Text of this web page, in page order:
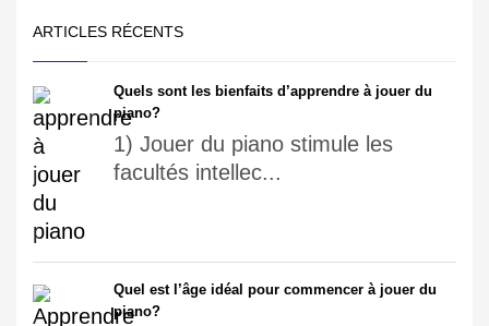
ARTICLES RÉCENTS
Quels sont les bienfaits d’apprendre à jouer du
piano?
1) Jouer du piano stimule les
facultés intellec...
Quel est l’âge idéal pour commencer à jouer du
piano?